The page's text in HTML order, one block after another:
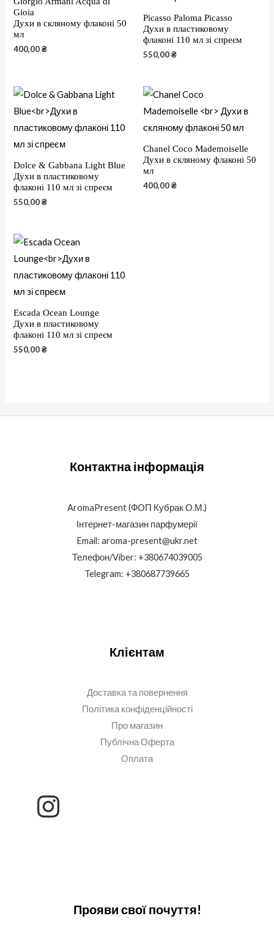
Gioia
Духи в скляному флаконі 50
мл
400,00₴
Picasso Paloma Picasso
Духи в пластиковому
флаконі 110 мл зі спреєм
550,00₴
Dolce & Gabbana Light Blue
Духи в пластиковому
флаконі 110 мл зі спреєм
550,00₴
Chanel Coco Mademoiselle
Духи в скляному флаконі 50
мл
400,00₴
Escada Ocean Lounge
Духи в пластиковому
флаконі 110 мл зі спреєм
550,00₴
Контактна інформація
AromaPresent (ФОП Кубрак О.М.)
Інтернет-магазин парфумерії
Email: aroma-present@ukr.net
Телефон/Viber: +380674039005
Telegram: +380687739665
Клієнтам
Доставка та повернення
Політика конфіденційності
Про магазин
Публічна Оферта
Оплата
Прояви свої почуття!